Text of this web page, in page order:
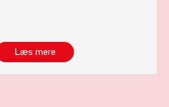
Læs mere